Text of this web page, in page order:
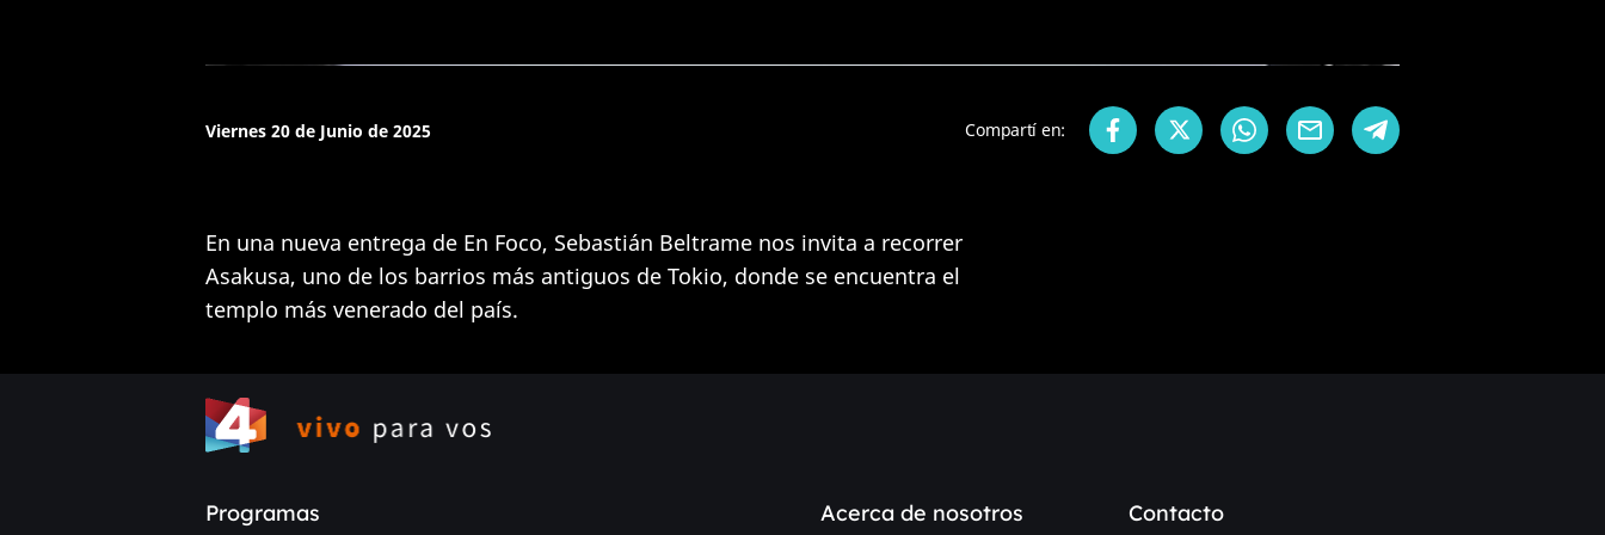
Viernes 20 de Junio de 2025 Compartí en:
En una nueva entrega de En Foco, Sebastián Beltrame nos invita a recorrer
Asakusa, uno de los barrios más antiguos de Tokio, donde se encuentra el
templo más venerado del país.
Programas Acerca de nosotros Contacto